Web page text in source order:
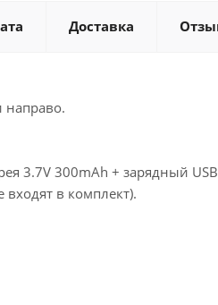
Доставка
направо.
3.7V 300mAh + зарядный
в комплект).